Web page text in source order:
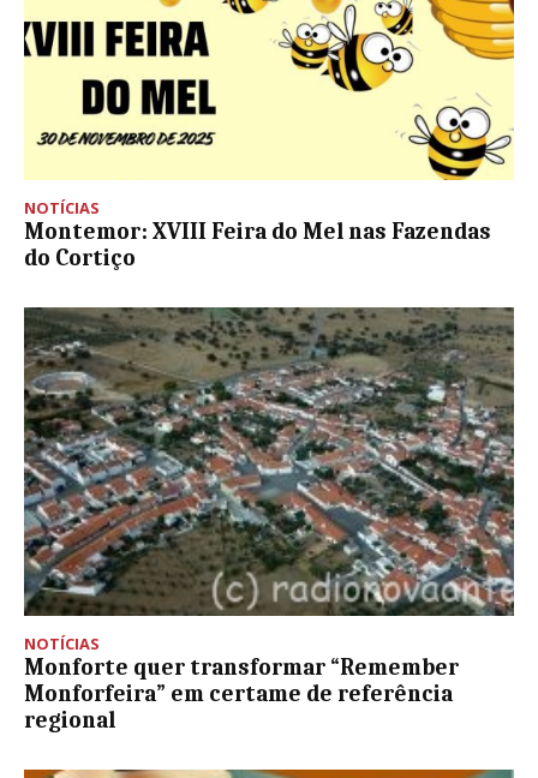
NOTÍCIAS
Montemor: XVIII Feira do Mel nas Fazendas
do Cortiço
NOTÍCIAS
Monforte quer transformar “Remember
Monforfeira” em certame de referência
regional